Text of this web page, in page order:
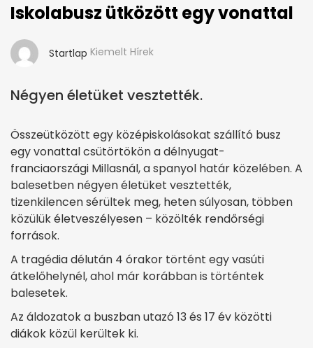
Iskolabusz ütközött egy vonattal
Startlap Kiemelt Hírek
Négyen életüket vesztették.
Összeütközött egy középiskolásokat szállító busz
egy vonattal csütörtökön a délnyugat-
franciaországi Millasnál, a spanyol határ közelében. A
balesetben négyen életüket vesztették,
tizenkilencen sérültek meg, heten súlyosan, többen
közülük életveszélyesen – közölték rendőrségi
források.
A tragédia délután 4 órakor történt egy vasúti
átkelőhelynél, ahol már korábban is történtek
balesetek.
Az áldozatok a buszban utazó 13 és 17 év közötti
diákok közül kerültek ki.